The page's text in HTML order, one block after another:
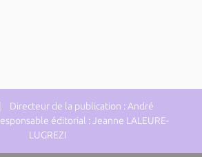
de la publication : André
éditorial : Jeanne LALEURE-
LUGREZI